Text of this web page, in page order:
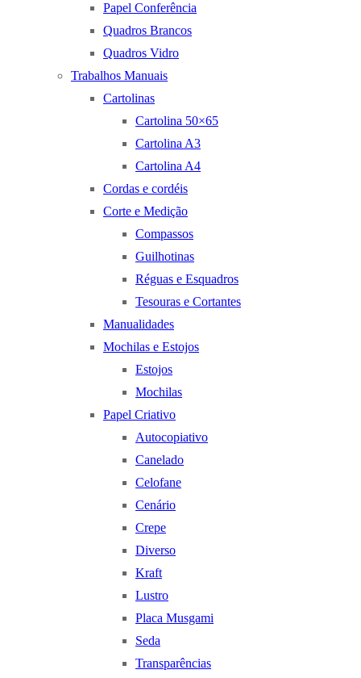
Papel Conferência
Quadros Brancos
Quadros Vidro
Trabalhos Manuais
Cartolinas
Cartolina 50×65
Cartolina A3
Cartolina A4
Cordas e cordéis
Corte e Medição
Compassos
Guilhotinas
Réguas e Esquadros
Tesouras e Cortantes
Manualidades
Mochilas e Estojos
Estojos
Mochilas
Papel Criativo
Autocopiativo
Canelado
Celofane
Cenário
Crepe
Diverso
Kraft
Lustro
Placa Musgami
Seda
Transparências